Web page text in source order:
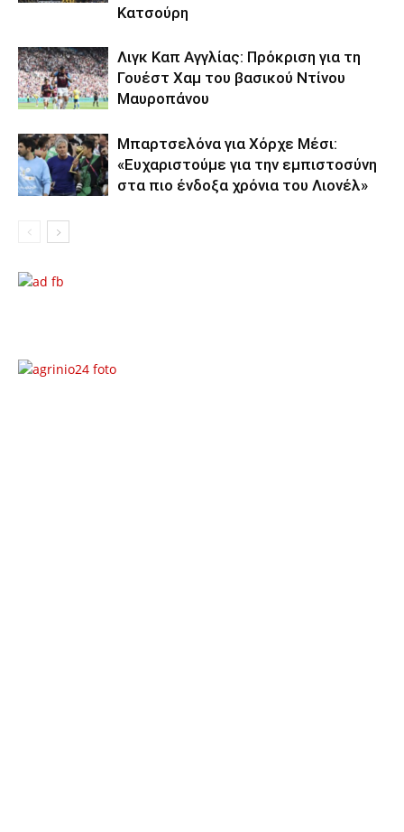
Κατσούρη
Λιγκ Καπ Αγγλίας: Πρόκριση για τη
Γουέστ Χαμ του βασικού Ντίνου
Μαυροπάνου
Μπαρτσελόνα για Χόρχε Μέσι:
«Ευχαριστούμε για την εμπιστοσύνη
στα πιο ένδοξα χρόνια του Λιονέλ»